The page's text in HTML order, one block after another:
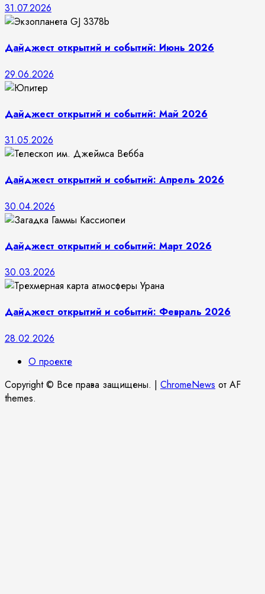
31.07.2026
Дайджест открытий и событий: Июнь 2026
29.06.2026
Дайджест открытий и событий: Май 2026
31.05.2026
Дайджест открытий и событий: Апрель 2026
30.04.2026
Дайджест открытий и событий: Март 2026
30.03.2026
Дайджест открытий и событий: Февраль 2026
28.02.2026
О проекте
Copyright © Все права защищены. | ChromeNews от AF
themes.